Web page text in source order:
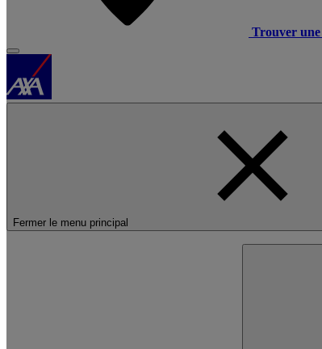
Trouver une
Fermer le menu principal